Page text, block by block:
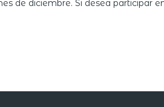
de diciembre. Si desea participar